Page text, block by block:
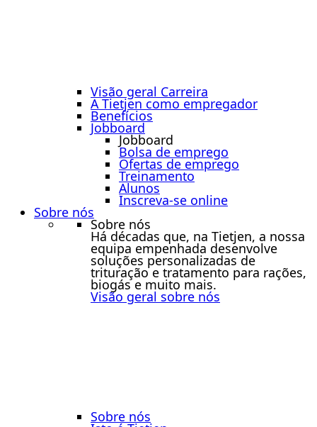
Visão geral Carreira
A Tietjen como empregador
Benefícios
Jobboard
Jobboard
Bolsa de emprego
Ofertas de emprego
Treinamento
Alunos
Inscreva-se online
Sobre nós
Sobre nós
Há décadas que, na Tietjen, a nossa
equipa empenhada desenvolve
soluções personalizadas de
trituração e tratamento para rações,
biogás e muito mais.
Visão geral sobre nós
Sobre nós